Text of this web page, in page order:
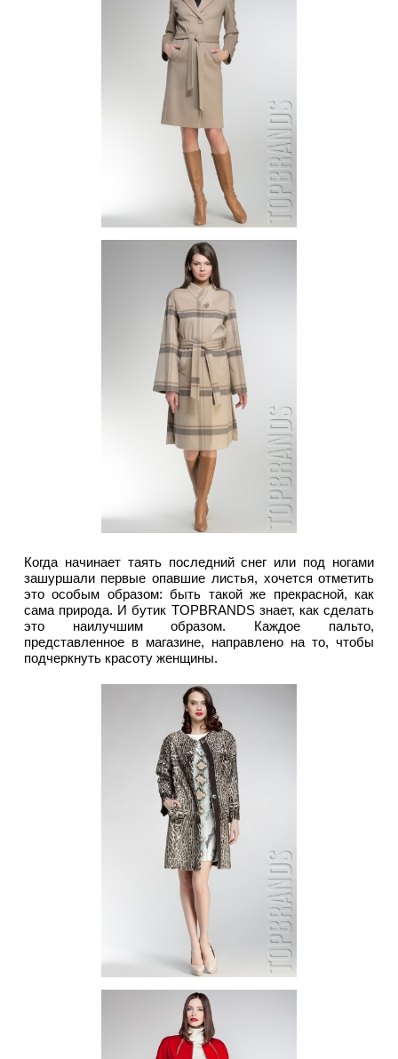
Когда начинает таять последний снег или под ногами
зашуршали первые опавшие листья, хочется отметить
это особым образом: быть такой же прекрасной, как
сама природа. И бутик TOPBRANDS знает, как сделать
это наилучшим образом. Каждое пальто,
представленное в магазине, направлено на то, чтобы
подчеркнуть красоту женщины.